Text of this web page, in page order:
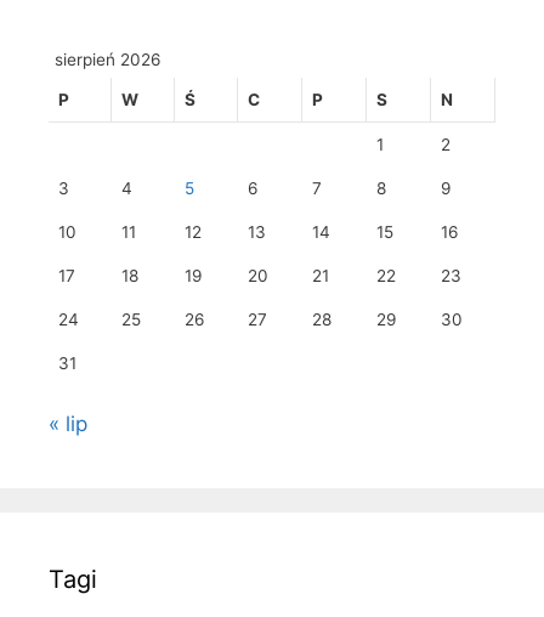
sierpień 2026
P W Ś C P S N
1 2
3 4 5 6 7 8 9
10 11 12 13 14 15 16
17 18 19 20 21 22 23
24 25 26 27 28 29 30
31
« lip
Tagi